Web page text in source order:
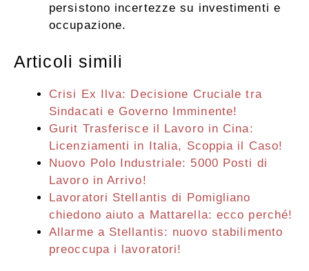
persistono incertezze su investimenti e
occupazione.
Articoli simili
Crisi Ex Ilva: Decisione Cruciale tra
Sindacati e Governo Imminente!
Gurit Trasferisce il Lavoro in Cina:
Licenziamenti in Italia, Scoppia il Caso!
Nuovo Polo Industriale: 5000 Posti di
Lavoro in Arrivo!
Lavoratori Stellantis di Pomigliano
chiedono aiuto a Mattarella: ecco perché!
Allarme a Stellantis: nuovo stabilimento
preoccupa i lavoratori!